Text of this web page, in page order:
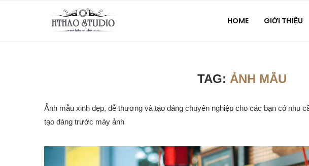
HOME GIỚI THIỆU
TAG: ẢNH MẪU
Ảnh mẫu xinh đẹp, dễ thương và tạo dáng chuyên nghiệp cho các bạn có nhu
tạo dáng trước máy ảnh